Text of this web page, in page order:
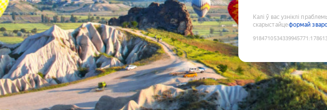
Калі ў вас узніклі
скарыстайцеформай
9184710534339945771 :